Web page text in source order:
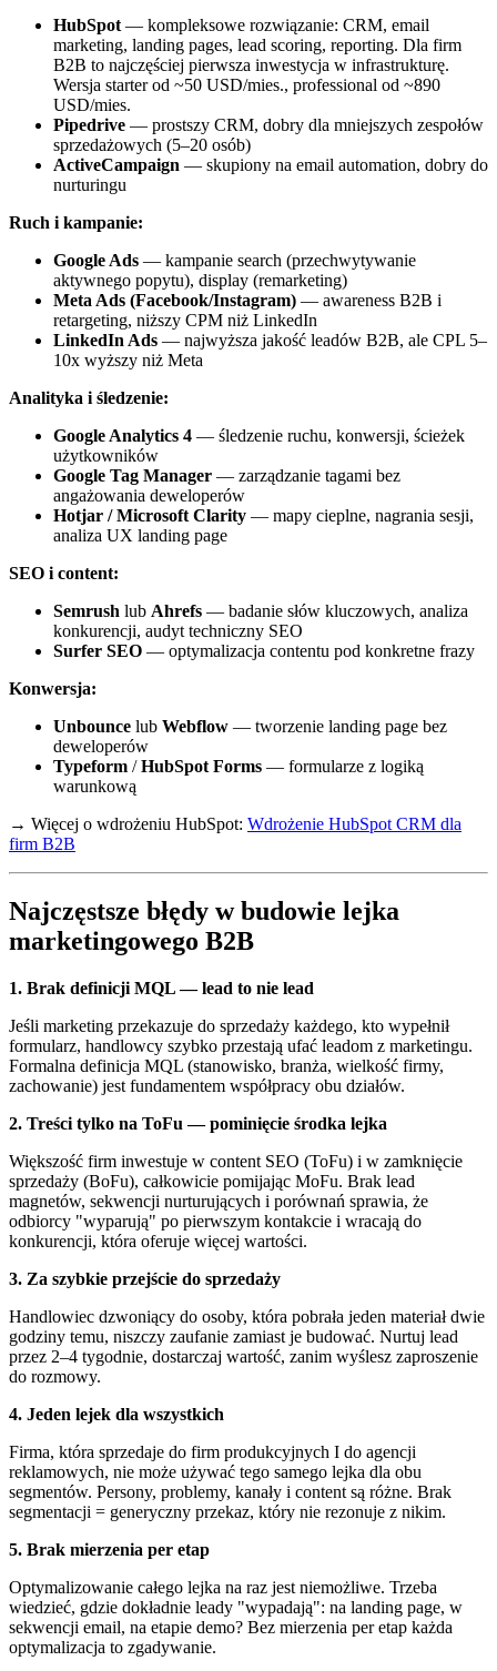
HubSpot — kompleksowe rozwiązanie: CRM, email
marketing, landing pages, lead scoring, reporting. Dla firm
B2B to najczęściej pierwsza inwestycja w infrastrukturę.
Wersja starter od ~50 USD/mies., professional od ~890
USD/mies.
Pipedrive — prostszy CRM, dobry dla mniejszych zespołów
sprzedażowych (5–20 osób)
ActiveCampaign — skupiony na email automation, dobry do
nurturingu
Ruch i kampanie:
Google Ads — kampanie search (przechwytywanie
aktywnego popytu), display (remarketing)
Meta Ads (Facebook/Instagram) — awareness B2B i
retargeting, niższy CPM niż LinkedIn
LinkedIn Ads — najwyższa jakość leadów B2B, ale CPL 5–
10x wyższy niż Meta
Analityka i śledzenie:
Google Analytics 4 — śledzenie ruchu, konwersji, ścieżek
użytkowników
Google Tag Manager — zarządzanie tagami bez
angażowania deweloperów
Hotjar / Microsoft Clarity — mapy cieplne, nagrania sesji,
analiza UX landing page
SEO i content:
Semrush lub Ahrefs — badanie słów kluczowych, analiza
konkurencji, audyt techniczny SEO
Surfer SEO — optymalizacja contentu pod konkretne frazy
Konwersja:
Unbounce lub Webflow — tworzenie landing page bez
deweloperów
Typeform /HubSpot Forms — formularze z logiką
warunkową
→ Więcej o wdrożeniu HubSpot: Wdrożenie HubSpot CRM dla
firm B2B
Najczęstsze błędy w budowie lejka
marketingowego B2B
1. Brak definicji MQL — lead to nie lead
Jeśli marketing przekazuje do sprzedaży każdego, kto wypełnił
formularz, handlowcy szybko przestają ufać leadom z marketingu.
Formalna definicja MQL (stanowisko, branża, wielkość firmy,
zachowanie) jest fundamentem współpracy obu działów.
2. Treści tylko na ToFu — pominięcie środka lejka
Większość firm inwestuje w content SEO (ToFu) i w zamknięcie
sprzedaży (BoFu), całkowicie pomijając MoFu. Brak lead
magnetów, sekwencji nurturujących i porównań sprawia, że
odbiorcy "wyparują" po pierwszym kontakcie i wracają do
konkurencji, która oferuje więcej wartości.
3. Za szybkie przejście do sprzedaży
Handlowiec dzwoniący do osoby, która pobrała jeden materiał dwie
godziny temu, niszczy zaufanie zamiast je budować. Nurtuj lead
przez 2–4 tygodnie, dostarczaj wartość, zanim wyślesz zaproszenie
do rozmowy.
4. Jeden lejek dla wszystkich
Firma, która sprzedaje do firm produkcyjnych I do agencji
reklamowych, nie może używać tego samego lejka dla obu
segmentów. Persony, problemy, kanały i content są różne. Brak
segmentacji = generyczny przekaz, który nie rezonuje z nikim.
5. Brak mierzenia per etap
Optymalizowanie całego lejka na raz jest niemożliwe. Trzeba
wiedzieć, gdzie dokładnie leady "wypadają": na landing page, w
sekwencji email, na etapie demo? Bez mierzenia per etap każda
optymalizacja to zgadywanie.